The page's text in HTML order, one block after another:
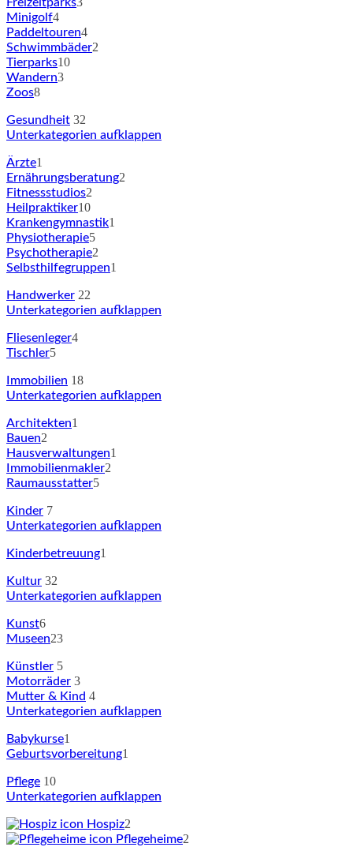
Minigolf4
Paddeltouren4
Schwimmbäder2
Tierparks10
Wandern3
Zoos8
Gesundheit 32
Unterkategorien aufklappen
Ärzte1
Ernährungsberatung2
Fitnessstudios2
Heilpraktiker10
Krankengymnastik1
Physiotherapie5
Psychotherapie2
Selbsthilfegruppen1
Handwerker 22
Unterkategorien aufklappen
Fliesenleger4
Tischler5
Immobilien 18
Unterkategorien aufklappen
Architekten1
Bauen2
Hausverwaltungen1
Immobilienmakler2
Raumausstatter5
Kinder 7
Unterkategorien aufklappen
Kinderbetreuung1
Kultur 32
Unterkategorien aufklappen
Kunst6
Museen23
Künstler 5
Motorräder 3
Mutter & Kind 4
Unterkategorien aufklappen
Babykurse1
Geburtsvorbereitung1
Pflege 10
Unterkategorien aufklappen
Hospiz2
Pflegeheime2